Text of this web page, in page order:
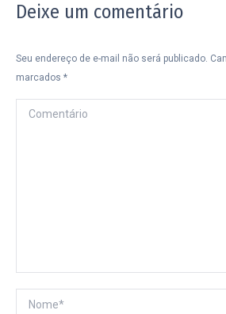
Deixe um comentário
Seu endereço de e-mail não será publicado.
marcados *
Comentário
Nome *